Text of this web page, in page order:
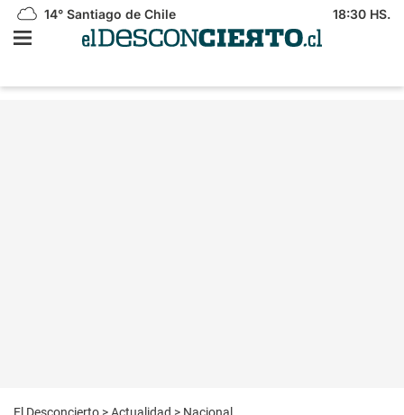
14° Santiago de Chile 18:30 HS.